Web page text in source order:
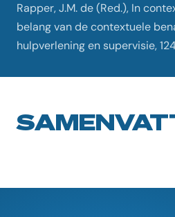
Rapper, J.M. de (Red.), In
belang van de contextuele
hulpverlening en supervisie,